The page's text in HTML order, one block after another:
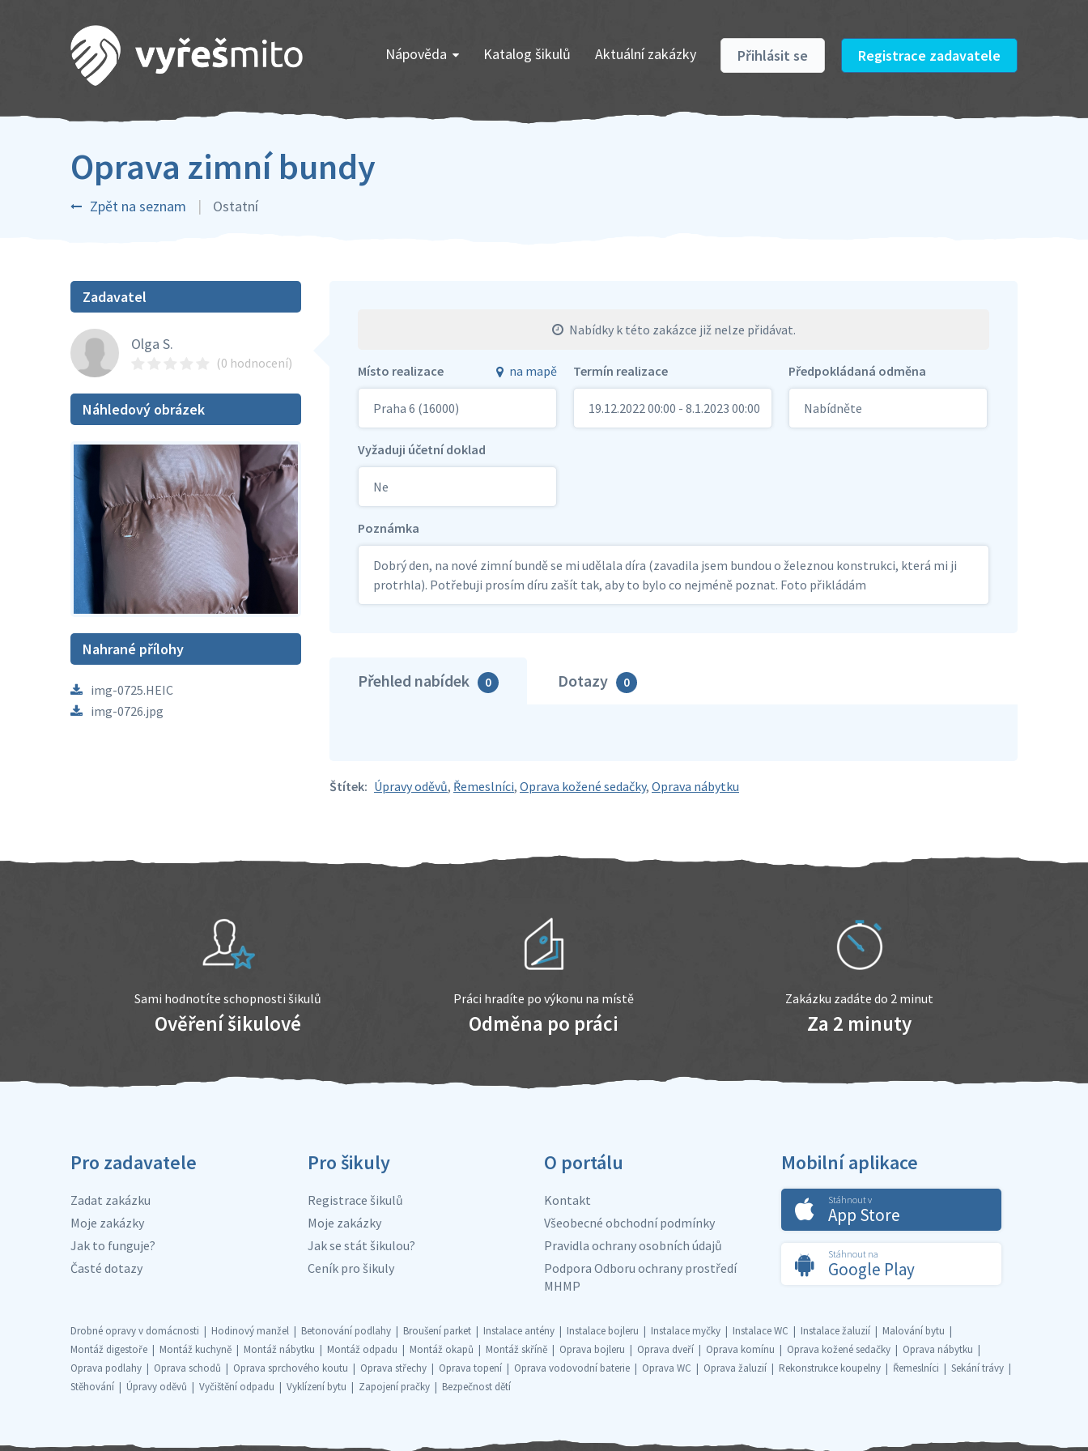
Nápověda Katalog šikulů Aktuální zakázky Přihlásit se Registrace zadavatele
Oprava zimní bundy
Zpět na seznam Ostatní
Zadavatel
Olga S.
(0 hodnocení)
Náhledový obrázek
Nahrané přílohy
img-0725.HEIC
img-0726.jpg
Nabídky k této zakázce již nelze přidávat.
Místo realizace na mapě
Praha 6 (16000)
Termín realizace
19.12.2022 00:00 - 8.1.2023 00:00
Předpokládaná odměna
Nabídněte
Vyžaduji účetní doklad
Ne
Poznámka
Dobrý den, na nové zimní bundě se mi udělala díra (zavadila jsem bundou o železnou konstrukci, která mi ji
protrhla). Potřebuji prosím díru zašít tak, aby to bylo co nejméně poznat. Foto přikládám
Přehled nabídek 0 Dotazy 0
Štítek: Úpravy oděvů, Řemeslníci, Oprava kožené sedačky, Oprava nábytku
Sami hodnotíte schopnosti šikulů
Ověření šikulové
Práci hradíte po výkonu na místě
Odměna po práci
Zakázku zadáte do 2 minut
Za 2 minuty
Pro zadavatele
Zadat zakázku
Moje zakázky
Jak to funguje?
Časté dotazy
Pro šikuly
Registrace šikulů
Moje zakázky
Jak se stát šikulou?
Ceník pro šikuly
O portálu
Kontakt
Všeobecné obchodní podmínky
Pravidla ochrany osobních údajů
Podpora Odboru ochrany prostředí
MHMP
Mobilní aplikace
Stáhnout v
App Store
Stáhnout na
Google Play
Drobné opravy v domácnosti Hodinový manžel Betonování podlahy Broušení parket Instalace antény Instalace bojleru Instalace myčky Instalace WC Instalace žaluzií
Malování bytu
Montáž digestoře
Montáž kuchyně Montáž nábytku Montáž odpadu Montáž okapů Montáž skříně Oprava bojleru Oprava dveří Oprava komínu Oprava kožené sedačky
Oprava nábytku
Oprava podlahy
Oprava schodů Oprava sprchového koutu Oprava střechy Oprava topení Oprava vodovodní baterie Oprava WC Oprava žaluzií Rekonstrukce koupelny Řemeslníci
Sekání trávy
Stěhování
Úpravy oděvů Vyčištění odpadu Vyklízení bytu Zapojení pračky Bezpečnost dětí